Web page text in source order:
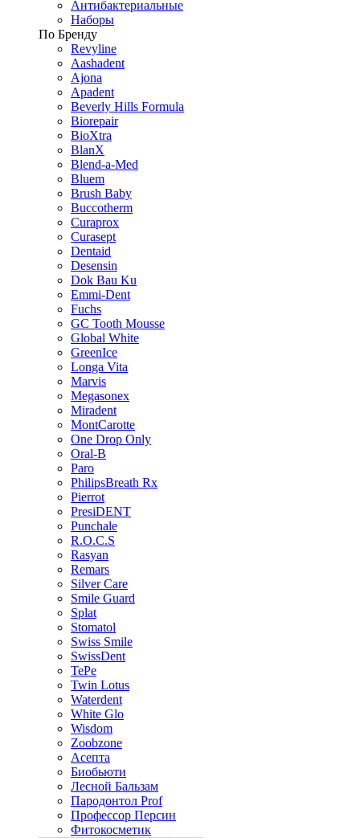
Антибактериальные
Наборы
По Бренду
Revyline
Aashadent
Ajona
Apadent
Beverly Hills Formula
Biorepair
BioXtra
BlanX
Blend-a-Med
Bluem
Brush Baby
Buccotherm
Curaprox
Curasept
Dentaid
Desensin
Dok Bau Ku
Emmi-Dent
Fuchs
GC Tooth Mousse
Global White
GreenIce
Longa Vita
Marvis
Megasonex
Miradent
MontCarotte
One Drop Only
Oral-B
Paro
PhilipsBreath Rx
Pierrot
PresiDENT
Punchale
R.O.C.S
Rasyan
Remars
Silver Care
Smile Guard
Splat
Stomatol
Swiss Smile
SwissDent
TePe
Twin Lotus
Waterdent
White Glo
Wisdom
Zoobzone
Асепта
Биобьюти
Лесной Бальзам
Пародонтол Prof
Профессор Персин
Фитокосметик